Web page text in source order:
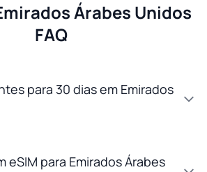
Árabes Unidos
FAQ
para 30 dias em Emirados
eSIM para Emirados Árabes